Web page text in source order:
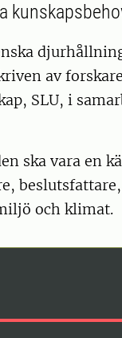
av
SLU, i
ska vara en
och klimat.